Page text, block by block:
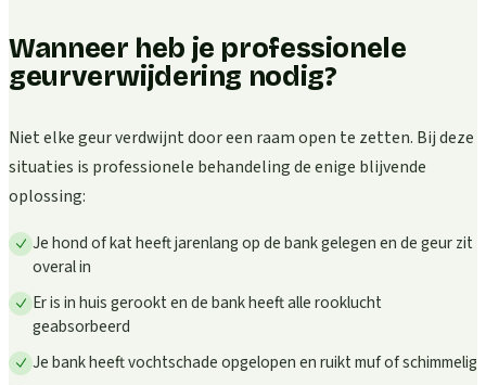
Wanneer heb je professionele
geurverwijdering nodig?
Niet elke geur verdwijnt door een raam open te zetten. Bij deze
situaties is professionele behandeling de enige blijvende
oplossing:
Je hond of kat heeft jarenlang op de bank gelegen en de geur zit
overal in
Er is in huis gerookt en de bank heeft alle rooklucht
geabsorbeerd
Je bank heeft vochtschade opgelopen en ruikt muf of schimmelig